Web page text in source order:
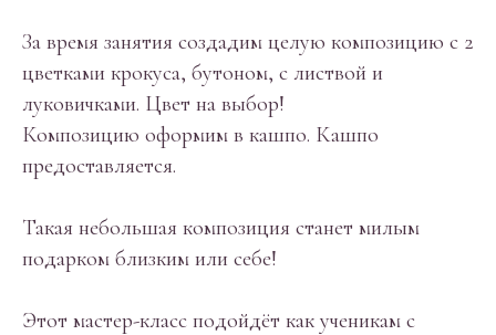
За время занятия создадим целую композицию с 2
цветками крокуса, бутоном, с листвой и
луковичками. Цвет на выбор!
Композицию оформим в кашпо. Кашпо
предоставляется.
Такая небольшая композиция станет милым
подарком близким или себе!
Этот мастер-класс подойдёт как ученикам с